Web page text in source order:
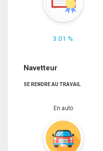
3.01 %
Navetteur
SE RENDRE AU TRAVAIL
En auto